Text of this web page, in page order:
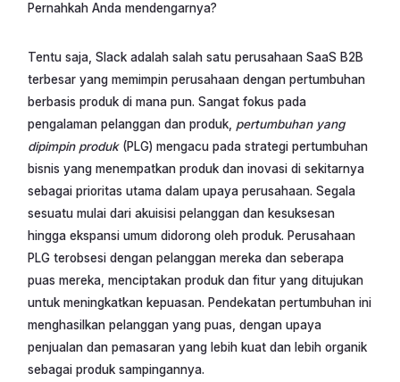
Pernahkah Anda mendengarnya?
Tentu saja, Slack adalah salah satu perusahaan SaaS B2B
terbesar yang memimpin perusahaan dengan pertumbuhan
berbasis produk di mana pun. Sangat fokus pada
pengalaman pelanggan dan produk, pertumbuhan yang
dipimpin produk(PLG) mengacu pada strategi pertumbuhan
bisnis yang menempatkan produk dan inovasi di sekitarnya
sebagai prioritas utama dalam upaya perusahaan. Segala
sesuatu mulai dari akuisisi pelanggan dan kesuksesan
hingga ekspansi umum didorong oleh produk. Perusahaan
PLG terobsesi dengan pelanggan mereka dan seberapa
puas mereka, menciptakan produk dan fitur yang ditujukan
untuk meningkatkan kepuasan. Pendekatan pertumbuhan ini
menghasilkan pelanggan yang puas, dengan upaya
penjualan dan pemasaran yang lebih kuat dan lebih organik
sebagai produk sampingannya.